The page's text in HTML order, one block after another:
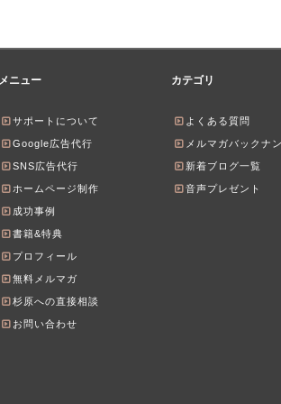
メニュー
サポートについて
Google広告代行
SNS広告代行
ホームページ制作
成功事例
書籍&特典
プロフィール
無料メルマガ
杉原への直接相談
お問い合わせ
カテゴリ
よくある質問
メルマガバックナ
新着ブログ一覧
音声プレゼント